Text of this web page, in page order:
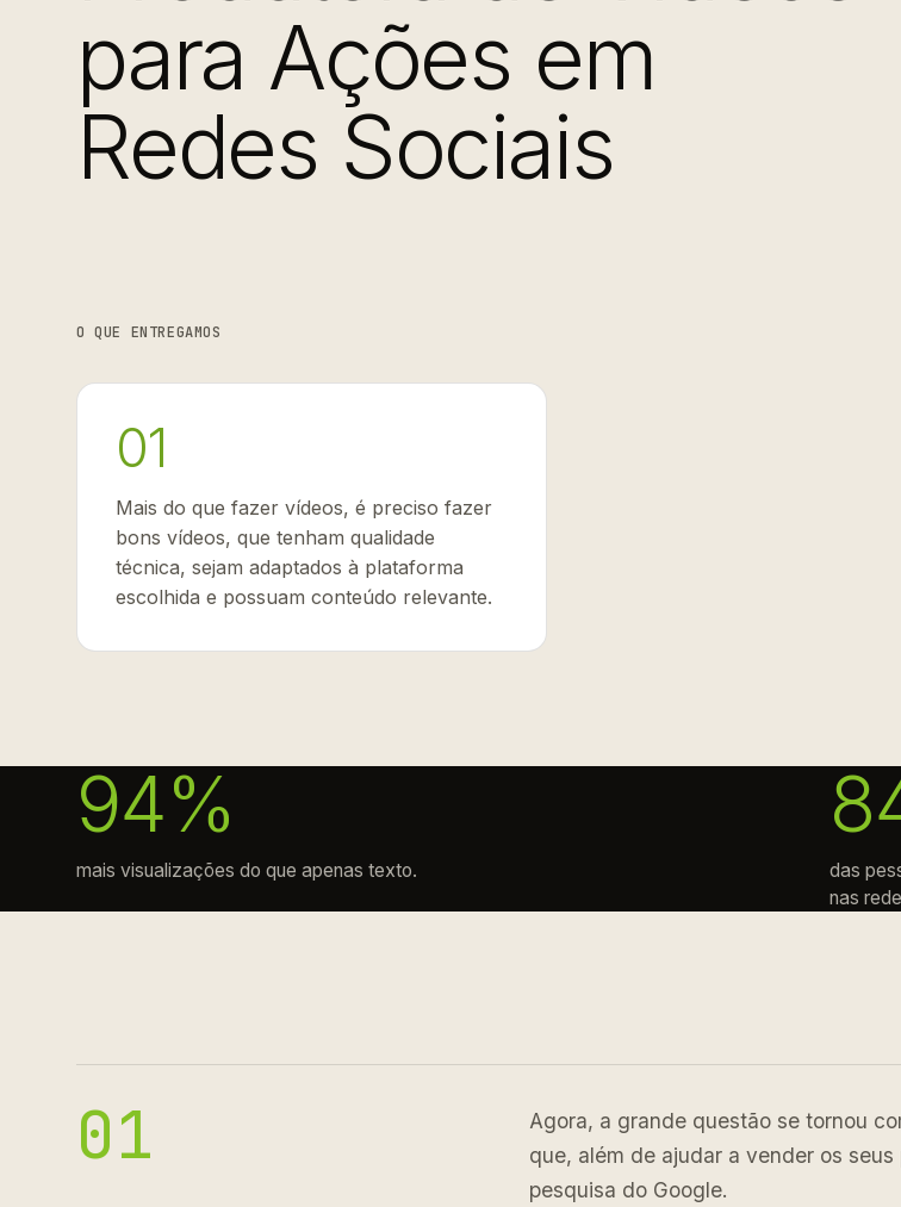
para Ações em
Redes Sociais
O QUE ENTREGAMOS
01
Mais do que fazer vídeos, é preciso fazer
bons vídeos, que tenham qualidade
técnica, sejam adaptados à plataforma
escolhida e possuam conteúdo relevante.
94%
mais visualizações do que apenas texto.
das
nas
01
Agora, a grande questão se tornou
que, além de ajudar a vender os
pesquisa do Google.